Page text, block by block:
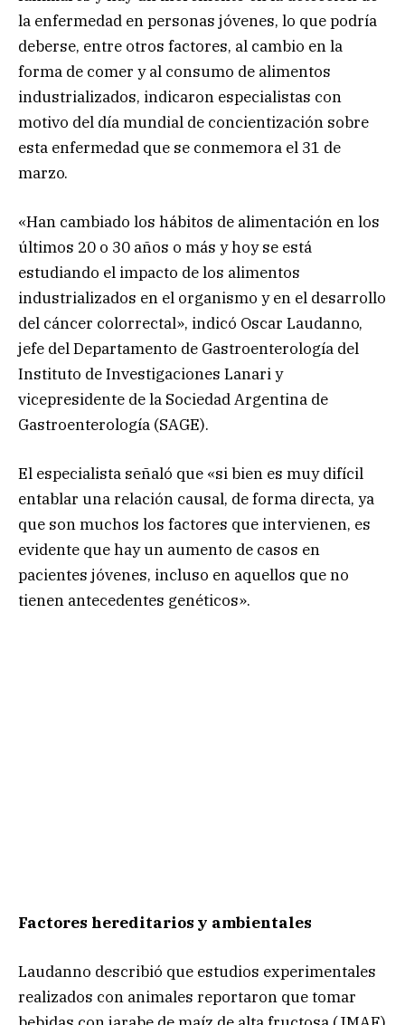
la enfermedad en personas jóvenes, lo que podría
deberse, entre otros factores, al cambio en la
forma de comer y al consumo de alimentos
industrializados, indicaron especialistas con
motivo del día mundial de concientización sobre
esta enfermedad que se conmemora el 31 de
marzo.
«Han cambiado los hábitos de alimentación en los
últimos 20 o 30 años o más y hoy se está
estudiando el impacto de los alimentos
industrializados en el organismo y en el desarrollo
del cáncer colorrectal», indicó Oscar Laudanno,
jefe del Departamento de Gastroenterología del
Instituto de Investigaciones Lanari y
vicepresidente de la Sociedad Argentina de
Gastroenterología (SAGE).
El especialista señaló que «si bien es muy difícil
entablar una relación causal, de forma directa, ya
que son muchos los factores que intervienen, es
evidente que hay un aumento de casos en
pacientes jóvenes, incluso en aquellos que no
tienen antecedentes genéticos».
Factores hereditarios y ambientales
Laudanno describió que estudios experimentales
realizados con animales reportaron que tomar